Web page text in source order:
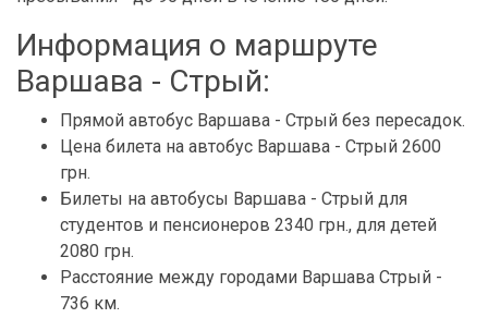
Информация о маршруте
Варшава - Стрый:
Прямой автобус Варшава - Стрый без пересадок.
Цена билета на автобус Варшава - Стрый 2600
грн.
Билеты на автобусы Варшава - Стрый для
студентов и пенсионеров 2340 грн., для детей
2080 грн.
Расстояние между городами Варшава Стрый -
736 км.